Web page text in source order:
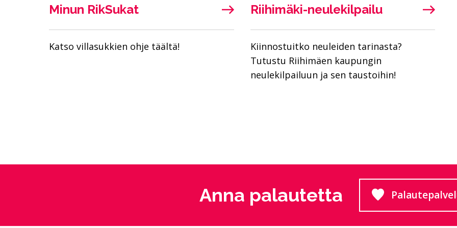
Minun RikSukat
Katso villasukkien ohje täältä!
Riihimäki-neulekilpailu
Kiinnostuitko neuleiden tarinasta?
Tutustu Riihimäen kaupungin
neulekilpailuun ja sen taustoihin!
Anna palautetta Siirtyy